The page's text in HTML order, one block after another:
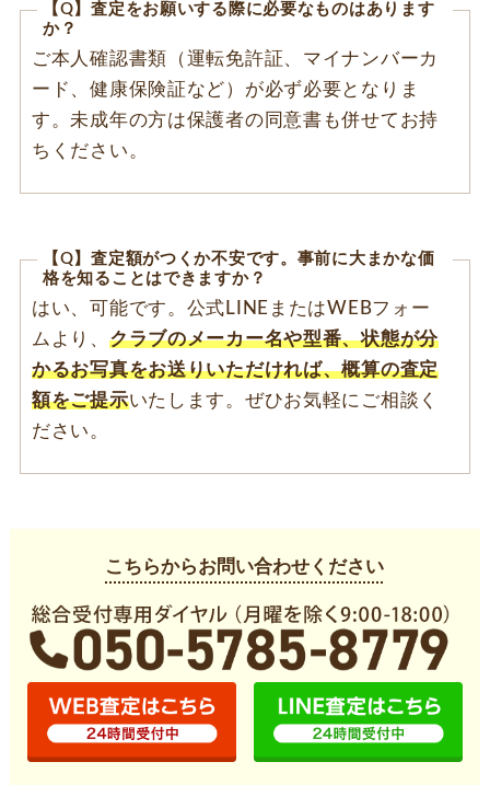
【Q】査定をお願いする際に必要なものはあります
か？
ご本人確認書類（運転免許証、マイナンバーカ
ード、健康保険証など）が必ず必要となりま
す。未成年の方は保護者の同意書も併せてお持
ちください。
【Q】査定額がつくか不安です。事前に大まかな価
格を知ることはできますか？
はい、可能です。公式LINEまたはWEBフォー
ムより、 クラブのメーカー名や型番、状態が分
かるお写真をお送りいただければ、概算の査定
額をご提示いたします。ぜひお気軽にご相談く
ださい。
こちらからお問い合わせください